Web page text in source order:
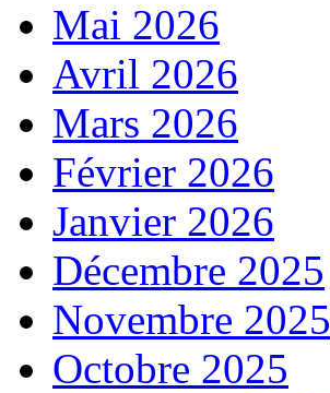
Mai 2026
Avril 2026
Mars 2026
Février 2026
Janvier 2026
Décembre 2025
Novembre 2025
Octobre 2025